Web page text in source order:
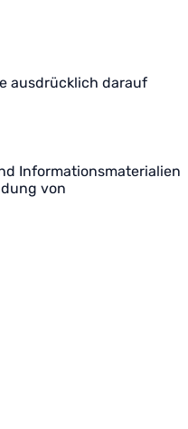
ausdrücklich darauf
Informationsmaterialien
von